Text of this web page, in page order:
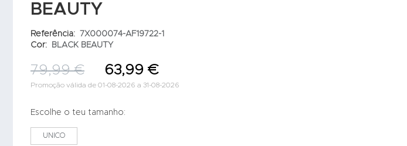
BEAUTY
Referência:
7X000074-AF19722-1
Cor:
BLACK BEAUTY
79,99 € 63,99 €
Promoção válida de 01-08-2026 a 31-08-2026
Escolhe o teu tamanho:
UNICO